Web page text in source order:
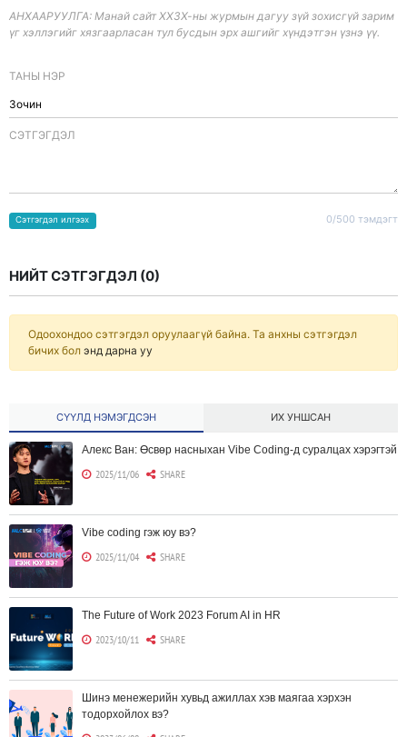
АНХААРУУЛГА: Манай сайт ХХЗХ-ны журмын дагуу зүй зохисгүй зарим
үг хэллэгийг хязгаарласан тул бусдын эрх ашгийг хүндэтгэн үзнэ үү.
ТАНЫ НЭР
CЭТГЭГДЭЛ
0/500 тэмдэгт
Сэтгэгдэл илгээх
НИЙТ СЭТГЭГДЭЛ (0)
Одоохондоо сэтгэгдэл оруулаагүй байна. Та анхны сэтгэгдэл
бичих бол энд дарна уу
СҮҮЛД НЭМЭГДСЭН ИХ УНШСАН
Алекс Ван: Өсвөр насныхан Vibe Coding-д суралцах хэрэгтэй
2025/11/06 SHARE
Vibe coding гэж юу вэ?
2025/11/04 SHARE
The Future of Work 2023 Forum AI in HR
2023/10/11 SHARE
Шинэ менежерийн хувьд ажиллах хэв маягаа хэрхэн
тодорхойлох вэ?